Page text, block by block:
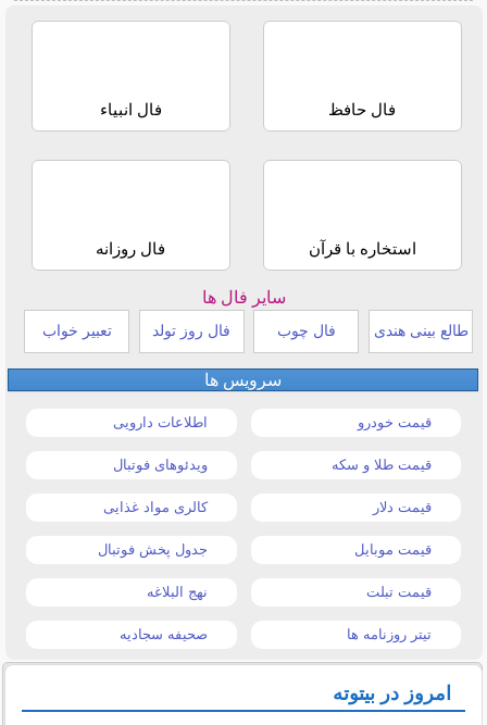
فال حافظ فال انبیاء
استخاره با قرآن فال روزانه
سایر فال ها
طالع بینی هندی فال چوب فال روز تولد تعبیر خواب
سرویس ها
قیمت خودرو اطلاعات دارویی
قیمت طلا و سکه ویدئوهای فوتبال
قیمت دلار کالری مواد غذایی
قیمت موبایل جدول پخش فوتبال
قیمت تبلت نهج البلاغه
تیتر روزنامه ها صحیفه سجادیه
امروز در بیتوته